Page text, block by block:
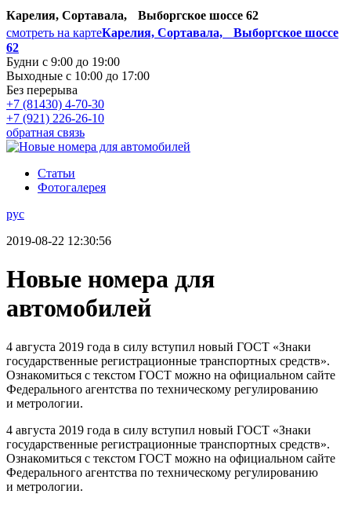
Карелия, Сортавала, Выборгское шоссе 62
смотреть на картеКарелия, Сортавала, Выборгское шоссе
62
Будни с 9:00 до 19:00
Выходные с 10:00 до 17:00
Без перерыва
+7 (81430) 4-70-30
+7 (921) 226-26-10
обратная связь
Статьи
Фотогалерея
рус
2019-08-22 12:30:56
Новые номера для
автомобилей
4 августа 2019 года в силу вступил новый ГОСТ «Знаки
государственные регистрационные транспортных средств».
Ознакомиться с текстом ГОСТ можно на официальном сайте
Федерального агентства по техническому регулированию
и метрологии.
4 августа 2019 года в силу вступил новый ГОСТ «Знаки
государственные регистрационные транспортных средств».
Ознакомиться с текстом ГОСТ можно на официальном сайте
Федерального агентства по техническому регулированию
и метрологии.